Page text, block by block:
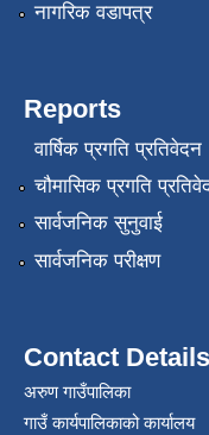
नागरिक वडापत्र
Reports
वार्षिक प्रगति प्रतिवेदन
चौमासिक प्रगति
सार्वजनिक सुनुवाई
सार्वजनिक परीक्षण
Contact Details
अरुण गाउँपालिका
गाउँ कार्यपालिकाको कार्यालय